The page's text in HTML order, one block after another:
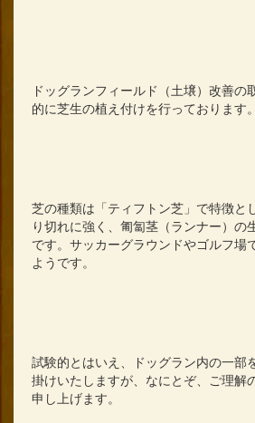
ドッグランフィールド（土壌）改善の
的に芝生の植え付けを行っております。
芝の種類は「ティフトン芝」で特徴と
り切れに強く、匍匐茎（ランナー）の
です。サッカーグラウンドやゴルフ場
ようです。
試験的とはいえ、ドッグラン内の一部
掛けいたしますが、なにとぞ、ご理解
申し上げます。